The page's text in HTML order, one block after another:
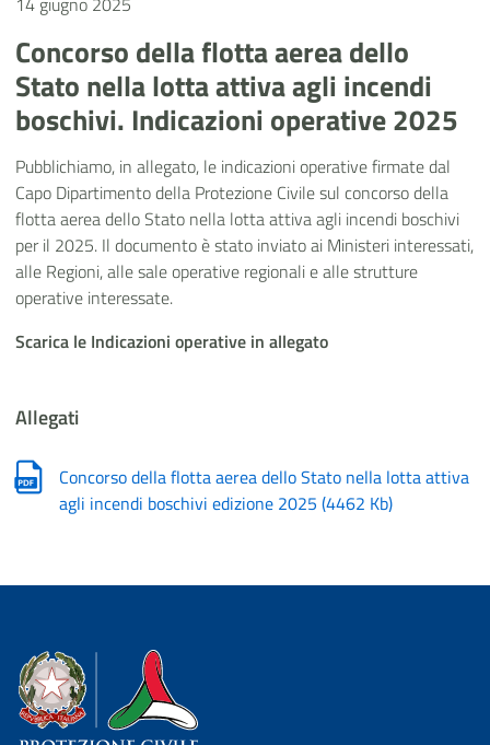
Concorso della flotta aerea dello
Stato nella lotta attiva agli incendi
boschivi. Indicazioni operative 2025
Pubblichiamo, in allegato, le indicazioni operative firmate dal
Capo Dipartimento della Protezione Civile sul concorso della
flotta aerea dello Stato nella lotta attiva agli incendi boschivi
per il 2025. Il documento è stato inviato ai Ministeri interessati,
alle Regioni, alle sale operative regionali e alle strutture
operative interessate.
Scarica le Indicazioni operative in allegato
Allegati
Concorso della flotta aerea dello Stato nella lotta attiva
agli incendi boschivi edizione 2025 (4462 Kb)
Dipartimento della Protezione Civile